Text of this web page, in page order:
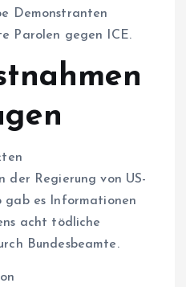
Demonstranten
Parolen gegen ICE.
der Regierung von US-
gab es Informationen
acht tödliche
Bundesbeamte.